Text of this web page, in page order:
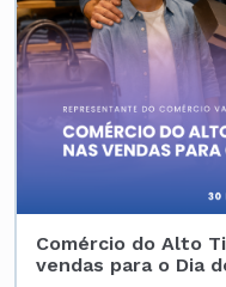
Comércio do Alto
vendas para o Dia